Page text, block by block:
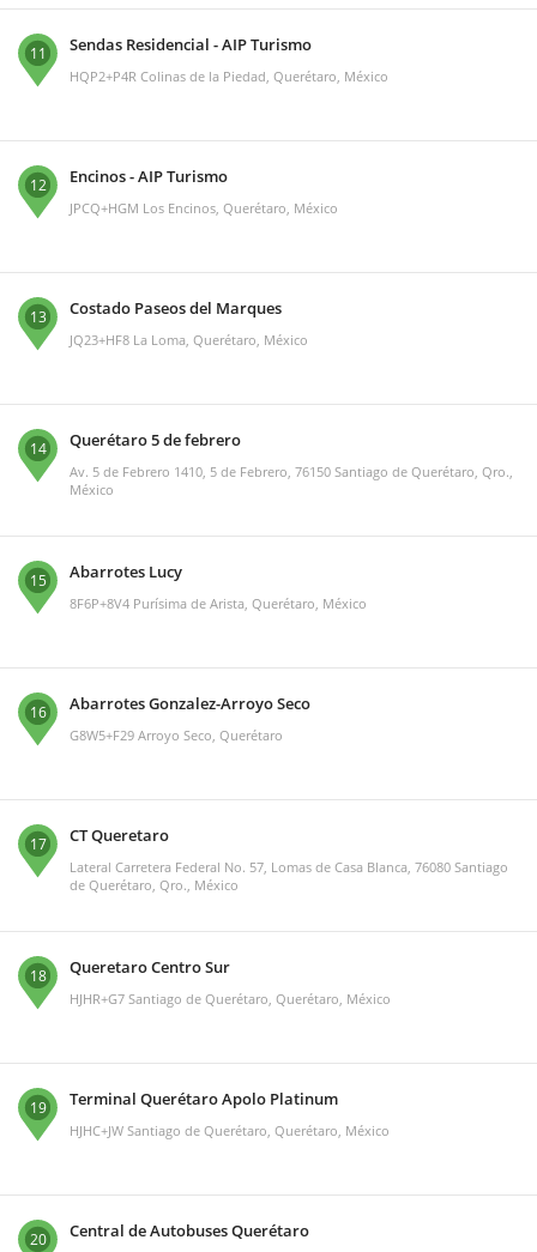
11 Sendas Residencial - AIP Turismo
HQP2+P4R Colinas de la Piedad, Querétaro, México
12 Encinos - AIP Turismo
JPCQ+HGM Los Encinos, Querétaro, México
13 Costado Paseos del Marques
JQ23+HF8 La Loma, Querétaro, México
14 Querétaro 5 de febrero
Av. 5 de Febrero 1410, 5 de Febrero, 76150 Santiago de Querétaro, Qro.,
México
15 Abarrotes Lucy
8F6P+8V4 Purísima de Arista, Querétaro, México
16 Abarrotes Gonzalez-Arroyo Seco
G8W5+F29 Arroyo Seco, Querétaro
17 CT Queretaro
Lateral Carretera Federal No. 57, Lomas de Casa Blanca, 76080 Santiago
de Querétaro, Qro., México
18 Queretaro Centro Sur
HJHR+G7 Santiago de Querétaro, Querétaro, México
19 Terminal Querétaro Apolo Platinum
HJHC+JW Santiago de Querétaro, Querétaro, México
20 Central de Autobuses Querétaro